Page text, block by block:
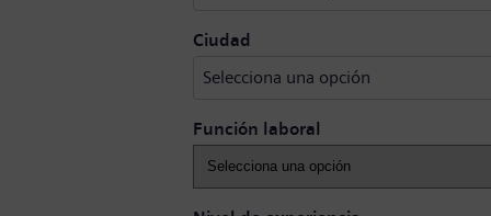
Ciudad
Selecciona una opción
Función laboral